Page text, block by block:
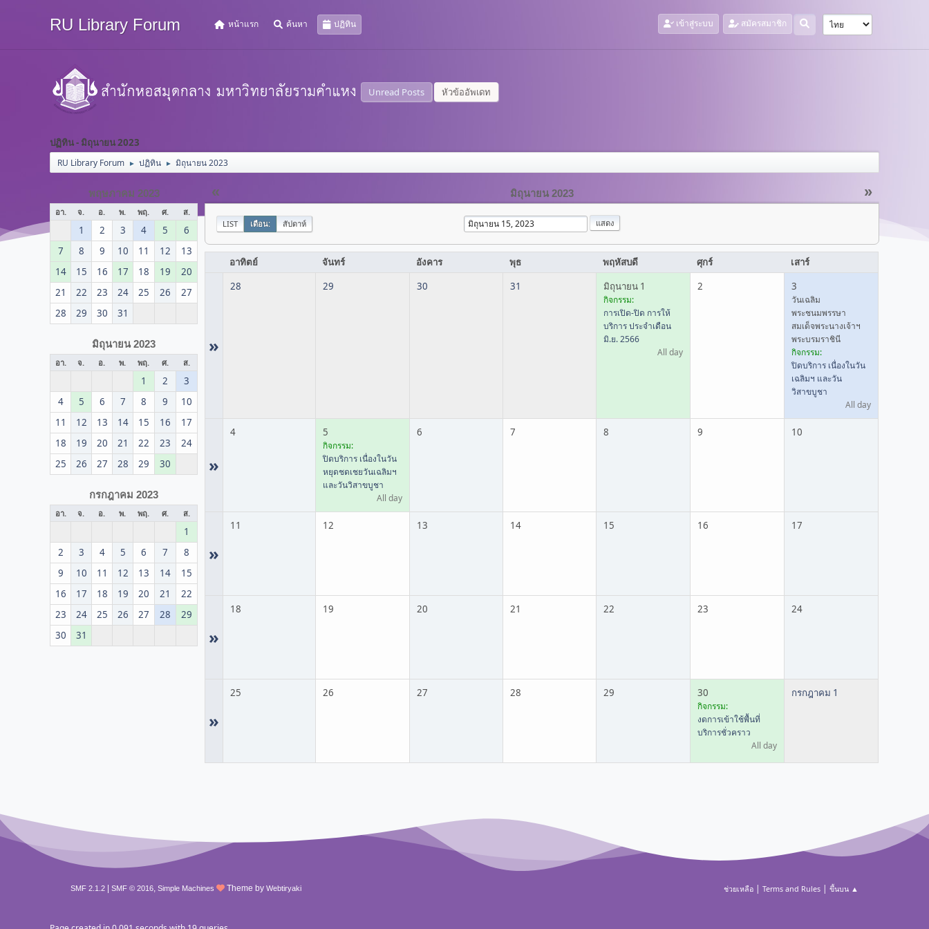
RU Library Forum หน้าแรก ค้นหา ปฏิทิน เข้าสู่ระบบ สมัครสมาชิก
Unread Posts หัวข้ออัพเดท
ปฏิทิน - มิถุนายน 2023
RU Library Forum ► ปฏิทิน ► มิถุนายน 2023
พฤษภาคม 2023
อา. จ. อ. พ. พฤ. ศ. ส.
1 2 3 4 5
6
7
8 9 10 11 12
13
14
15 16 17 18 19
20
21
22 23 24 25 26
27
28
29 30 31
มิถุนายน 2023
อา. จ. อ. พ. พฤ. ศ. ส.
1 2
3
4
5 6 7 8 9
10
11
12 13 14 15 16
17
18
19 20 21 22 23
24
25
26 27 28 29 30
กรกฎาคม 2023
อา. จ. อ. พ. พฤ. ศ. ส.
1
2
3 4 5 6 7
8
9
10 11 12 13 14
15
16
17 18 19 20 21
22
23
24 25 26 27 28
29
30
31
« »
มิถุนายน 2023
LIST เดือน: สัปดาห์
อาทิตย์ จันทร์ อังคาร พุธ พฤหัสบดี ศุกร์ เสาร์
»
28 29 30 31 มิถุนายน 1
กิจกรรม:
การเปิด-ปิด การให้
บริการ ประจำเดือน
มิ.ย. 2566
All day
2 3
วันเฉลิม
พระชนมพรรษา
สมเด็จพระนางเจ้าฯ
พระบรมราชินี
กิจกรรม:
ปิดบริการ เนื่องในวัน
เฉลิมฯ และวัน
วิสาขบูชา
All day
»
4 5
กิจกรรม:
ปิดบริการ เนื่องในวัน
หยุดชดเชยวันเฉลิมฯ
และวันวิสาขบูชา
All day
6 7 8 9 10
»
11 12 13 14 15 16 17
»
18 19 20 21 22 23 24
»
25 26 27 28 29 30
กิจกรรม:
งดการเข้าใช้พื้นที่
บริการชั่วคราว
All day
กรกฎาคม 1
ช่วยเหลือ | Terms and Rules | ขึ้นบน ▲
SMF 2.1.2 SMF © 2016, Simple Machines Theme by Webtiryaki